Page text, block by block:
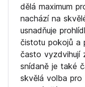
dělá maximum
nachází na
usnadňuje
čistotu pokojů a
často vyzdvihují
snídaně je také
skvělá volba